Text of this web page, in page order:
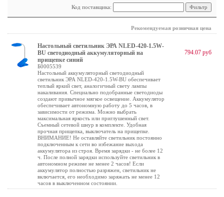
Код поставщика:
Рекомендуемая розничная цена
Настольный светильник ЭРА NLED-420-1.5W-
BU светодиодный аккумуляторный на
прищепке синий
Б0005539
Настольный аккумуляторный светодиодный
светильник ЭРА NLED-420-1.5W-BU обеспечивает
теплый яркий свет, аналогичный свету лампы
накаливания. Специально подобранные светодиоды
создают привычное мягкое освещение. Аккумулятор
обеспечивает автономную работу до 5 часов, в
зависимости от режима. Можно выбрать
максимальная яркость или приглушенный свет.
Съемный сетевой шнур в комплекте. Удобная
прочная прищепка, выключатель на прищепке.
ВНИМАНИЕ! Не оставляйте светильник постоянно
подключенным к сети во избежание выхода
аккумулятора из строя. Время зарядки - не более 12
ч. После полной зарядки используйте светильник в
автономном режиме не менее 2 часов! Если
аккумулятор полностью разряжен, светильник не
включается, его необходимо заряжать не менее 12
часов в выключенном состоянии.
794.07 руб